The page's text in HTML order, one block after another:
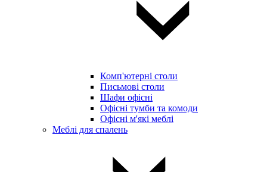
Комп'ютерні столи
Письмові столи
Шафи офісні
Офісні тумби та комоди
Офісні м'які меблі
Меблі для спалень